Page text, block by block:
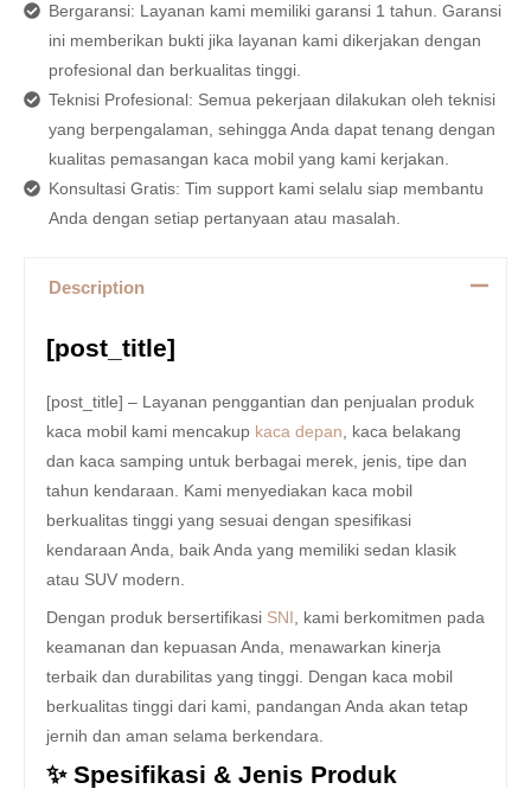
Bergaransi: Layanan kami memiliki garansi 1 tahun. Garansi
ini memberikan bukti jika layanan kami dikerjakan dengan
profesional dan berkualitas tinggi.
Teknisi Profesional: Semua pekerjaan dilakukan oleh teknisi
yang berpengalaman, sehingga Anda dapat tenang dengan
kualitas pemasangan kaca mobil yang kami kerjakan.
Konsultasi Gratis: Tim support kami selalu siap membantu
Anda dengan setiap pertanyaan atau masalah.
Description
[post_title]
[post_title] – Layanan penggantian dan penjualan produk
kaca mobil kami mencakup kaca depan , kaca belakang
dan kaca samping untuk berbagai merek, jenis, tipe dan
tahun kendaraan. Kami menyediakan kaca mobil
berkualitas tinggi yang sesuai dengan spesifikasi
kendaraan Anda, baik Anda yang memiliki sedan klasik
atau SUV modern.
Dengan produk bersertifikasi SNI
, kami berkomitmen pada
keamanan dan kepuasan Anda, menawarkan kinerja
terbaik dan durabilitas yang tinggi. Dengan kaca mobil
berkualitas tinggi dari kami, pandangan Anda akan tetap
jernih dan aman selama berkendara.
✨ Spesifikasi & Jenis Produk